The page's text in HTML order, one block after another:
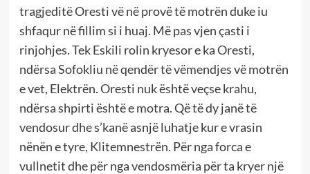
tragjeditë Oresti vë në provë të motrën duke iu
shfaqur në fillim si i huaj. Më pas vjen çasti i
rinjohjes. Tek Eskili rolin kryesor e ka Oresti,
ndërsa Sofokliu në qendër të vëmendjes vë motrën
e vet, Elektrën. Oresti nuk është veçse krahu,
ndërsa shpirti është e motra. Që të dy janë të
vendosur dhe s’kanë asnjë luhatje kur e vrasin
nënën e tyre, Klitemnestrën. Për nga forca e
vullnetit dhe për nga vendosmëria për ta kryer një